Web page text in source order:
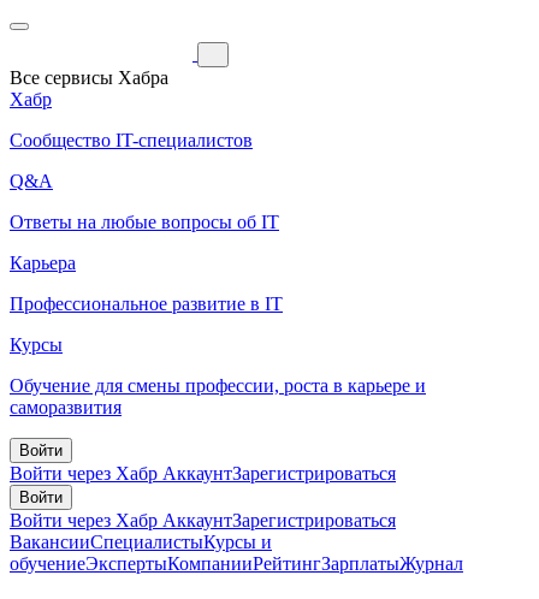
Все сервисы Хабра
Хабр
Сообщество IT-специалистов
Q&A
Ответы на любые вопросы об IT
Карьера
Профессиональное развитие в IT
Курсы
Обучение для смены профессии, роста в карьере и
саморазвития
Войти
Войти через Хабр АккаунтЗарегистрироваться
Войти
Войти через Хабр АккаунтЗарегистрироваться
ВакансииСпециалистыКурсы и
обучениеЭкспертыКомпанииРейтингЗарплатыЖурнал